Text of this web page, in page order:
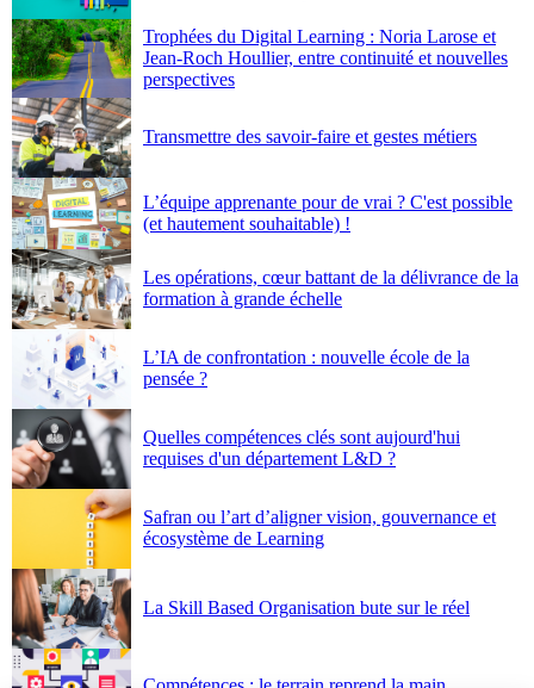
Trophées du Digital Learning : Noria Larose et
Jean-Roch Houllier, entre continuité et nouvelles
perspectives
Transmettre des savoir-faire et gestes métiers
L’équipe apprenante pour de vrai ? C'est possible
(et hautement souhaitable) !
Les opérations, cœur battant de la délivrance de la
formation à grande échelle
L’IA de confrontation : nouvelle école de la
pensée ?
Quelles compétences clés sont aujourd'hui
requises d'un département L&D ?
Safran ou l’art d’aligner vision, gouvernance et
écosystème de Learning
La Skill Based Organisation bute sur le réel